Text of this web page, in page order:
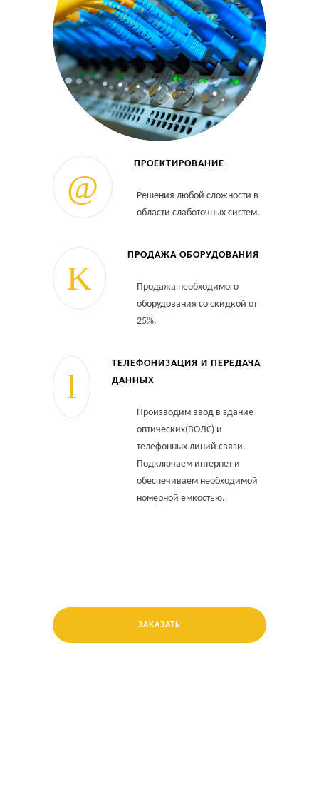
ПРОЕКТИРОВАНИЕ
Решения любой сложности в
области слаботочных систем.
ПРОДАЖА ОБОРУДОВАНИЯ
Продажа необходимого
оборудования со скидкой от
25%.
ТЕЛЕФОНИЗАЦИЯ И ПЕРЕДАЧА
ДАННЫХ
Производим ввод в здание
оптических(ВОЛС) и
телефонных линий связи.
Подключаем интернет и
обеспечиваем необходимой
номерной емкостью.
ЗАКАЗАТЬ